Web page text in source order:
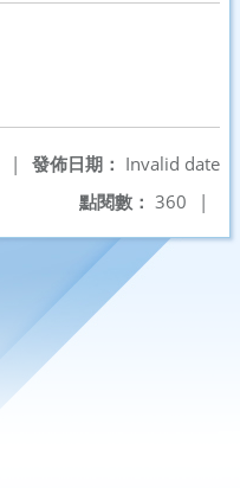
發佈日期： Invalid date
|
點閱數： 360 |